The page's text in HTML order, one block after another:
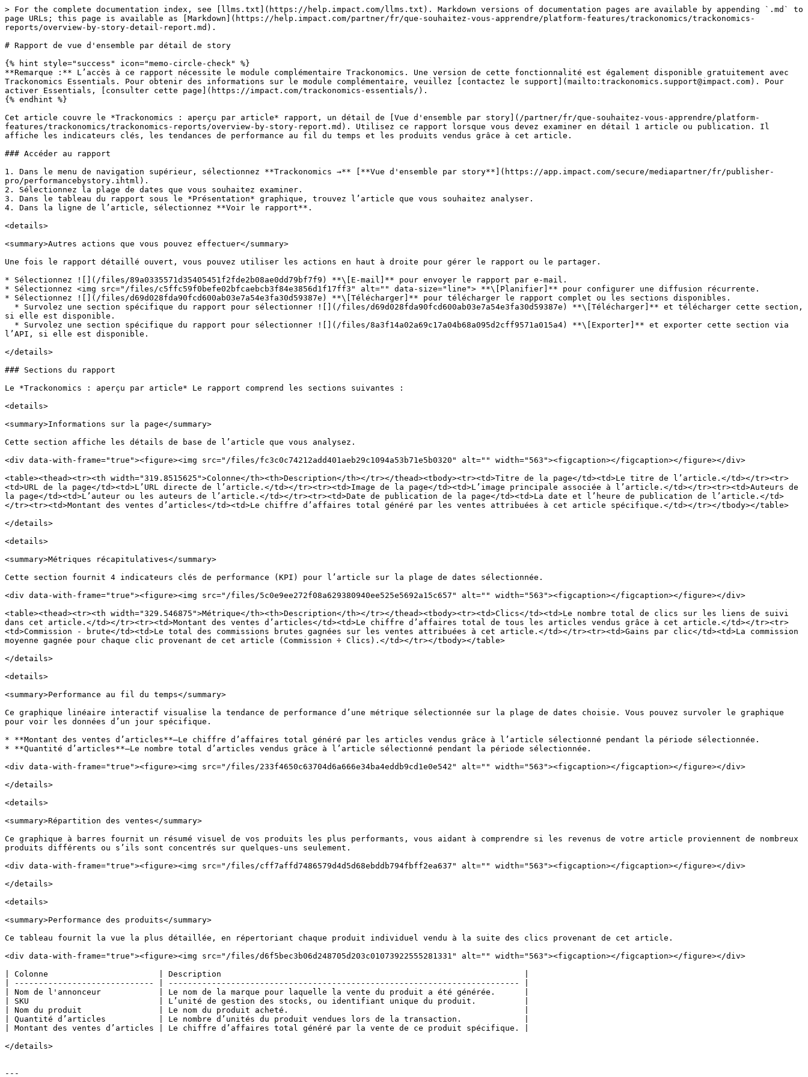
> For the complete documentation index, see [llms.txt](https://help.impact.com/llms.txt). Markdown versions of documentation pages are available by appending `.md` to
page URLs; this page is available as [Markdown](https://help.impact.com/partner/fr/que-souhaitez-vous-apprendre/platform-features/trackonomics/trackonomics-
reports/overview-by-story-detail-report.md).
# Rapport de vue d'ensemble par détail de story
{% hint style="success" icon="memo-circle-check" %}
**Remarque :** L’accès à ce rapport nécessite le module complémentaire Trackonomics. Une version de cette fonctionnalité est également disponible gratuitement avec
Trackonomics Essentials. Pour obtenir des informations sur le module complémentaire, veuillez [contactez le support](mailto:trackonomics.support@impact.com). Pour
activer Essentials, [consulter cette page](https://impact.com/trackonomics-essentials/).
{% endhint %}
Cet article couvre le *Trackonomics : aperçu par article* rapport, un détail de [Vue d'ensemble par story](/partner/fr/que-souhaitez-vous-apprendre/platform-
features/trackonomics/trackonomics-reports/overview-by-story-report.md). Utilisez ce rapport lorsque vous devez examiner en détail 1 article ou publication. Il
affiche les indicateurs clés, les tendances de performance au fil du temps et les produits vendus grâce à cet article.
### Accéder au rapport
1. Dans le menu de navigation supérieur, sélectionnez **Trackonomics →** [**Vue d'ensemble par story**](https://app.impact.com/secure/mediapartner/fr/publisher-
pro/performancebystory.ihtml).
2. Sélectionnez la plage de dates que vous souhaitez examiner.
3. Dans le tableau du rapport sous le *Présentation* graphique, trouvez l’article que vous souhaitez analyser.
4. Dans la ligne de l’article, sélectionnez **Voir le rapport**.
<details>
<summary>Autres actions que vous pouvez effectuer</summary>
Une fois le rapport détaillé ouvert, vous pouvez utiliser les actions en haut à droite pour gérer le rapport ou le partager.
* Sélectionnez ![](/files/89a0335571d35405451f2fde2b08ae0dd79bf7f9) **\[E-mail]** pour envoyer le rapport par e-mail.
* Sélectionnez <img src="/files/c5ffc59f0befe02bfcaebcb3f84e3856d1f17ff3" alt="" data-size="line"> **\[Planifier]** pour configurer une diffusion récurrente.
* Sélectionnez ![](/files/d69d028fda90fcd600ab03e7a54e3fa30d59387e) **\[Télécharger]** pour télécharger le rapport complet ou les sections disponibles.
si elle est disponible.
l’API, si elle est disponible.
</details>
### Sections du rapport
Le *Trackonomics : aperçu par article* Le rapport comprend les sections suivantes :
<details>
<summary>Informations sur la page</summary>
Cette section affiche les détails de base de l’article que vous analysez.
<div data-with-frame="true"><figure><img src="/files/fc3c0c74212add401aeb29c1094a53b71e5b0320" alt="" width="563"><figcaption></figcaption></figure></div>
<table><thead><tr><th width="319.8515625">Colonne</th><th>Description</th></tr></thead><tbody><tr><td>Titre de la page</td><td>Le titre de l’article.</td></tr><tr>
<td>URL de la page</td><td>L’URL directe de l’article.</td></tr><tr><td>Image de la page</td><td>L’image principale associée à l’article.</td></tr><tr><td>Auteurs de
la page</td><td>L’auteur ou les auteurs de l’article.</td></tr><tr><td>Date de publication de la page</td><td>La date et l’heure de publication de l’article.</td>
</tr><tr><td>Montant des ventes d’articles</td><td>Le chiffre d’affaires total généré par les ventes attribuées à cet article spécifique.</td></tr></tbody></table>
</details>
<details>
<summary>Métriques récapitulatives</summary>
Cette section fournit 4 indicateurs clés de performance (KPI) pour l’article sur la plage de dates sélectionnée.
<div data-with-frame="true"><figure><img src="/files/5c0e9ee272f08a629380940ee525e5692a15c657" alt="" width="563"><figcaption></figcaption></figure></div>
<table><thead><tr><th width="329.546875">Métrique</th><th>Description</th></tr></thead><tbody><tr><td>Clics</td><td>Le nombre total de clics sur les liens de suivi
dans cet article.</td></tr><tr><td>Montant des ventes d’articles</td><td>Le chiffre d’affaires total de tous les articles vendus grâce à cet article.</td></tr><tr>
<td>Commission - brute</td><td>Le total des commissions brutes gagnées sur les ventes attribuées à cet article.</td></tr><tr><td>Gains par clic</td><td>La commission
moyenne gagnée pour chaque clic provenant de cet article (Commission ÷ Clics).</td></tr></tbody></table>
</details>
<details>
<summary>Performance au fil du temps</summary>
Ce graphique linéaire interactif visualise la tendance de performance d’une métrique sélectionnée sur la plage de dates choisie. Vous pouvez survoler le graphique
pour voir les données d’un jour spécifique.
* **Montant des ventes d’articles**—Le chiffre d’affaires total généré par les articles vendus grâce à l’article sélectionné pendant la période sélectionnée.
* **Quantité d’articles**—Le nombre total d’articles vendus grâce à l’article sélectionné pendant la période sélectionnée.
<div data-with-frame="true"><figure><img src="/files/233f4650c63704d6a666e34ba4eddb9cd1e0e542" alt="" width="563"><figcaption></figcaption></figure></div>
</details>
<details>
<summary>Répartition des ventes</summary>
Ce graphique à barres fournit un résumé visuel de vos produits les plus performants, vous aidant à comprendre si les revenus de votre article proviennent de nombreux
produits différents ou s’ils sont concentrés sur quelques-uns seulement.
<div data-with-frame="true"><figure><img src="/files/cff7affd7486579d4d5d68ebddb794fbff2ea637" alt="" width="563"><figcaption></figcaption></figure></div>
</details>
<details>
<summary>Performance des produits</summary>
Ce tableau fournit la vue la plus détaillée, en répertoriant chaque produit individuel vendu à la suite des clics provenant de cet article.
<div data-with-frame="true"><figure><img src="/files/d6f5bec3b06d248705d203c01073922555281331" alt="" width="563"><figcaption></figcaption></figure></div>
| Colonne                       | Description                                                               |
| ----------------------------- | ------------------------------------------------------------------------- |
| Nom de l'annonceur            | Le nom de la marque pour laquelle la vente du produit a été générée.      |
| SKU                           | L’unité de gestion des stocks, ou identifiant unique du produit.          |
| Nom du produit                | Le nom du produit acheté.                                                 |
| Quantité d’articles           | Le nombre d’unités du produit vendues lors de la transaction.             |
| Montant des ventes d’articles | Le chiffre d’affaires total généré par la vente de ce produit spécifique. |
</details>
---